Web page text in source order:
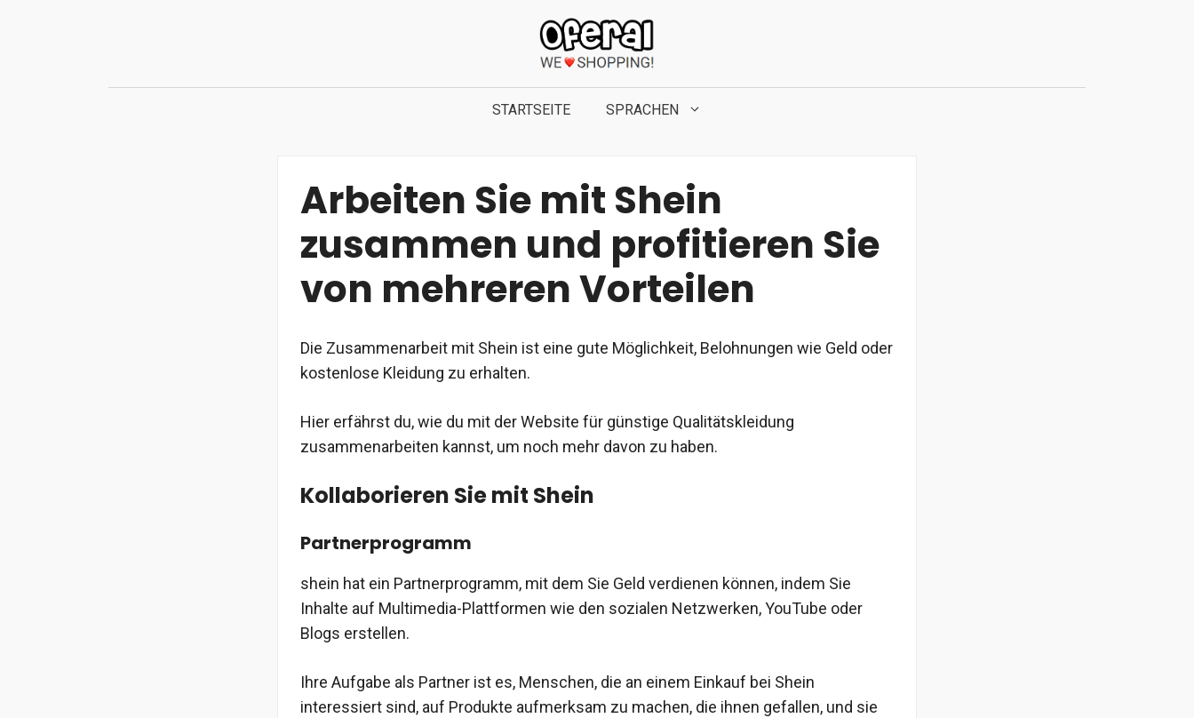
STARTSEITE SPRACHEN
Arbeiten Sie mit Shein
zusammen und profitieren Sie
von mehreren Vorteilen
Die Zusammenarbeit mit Shein ist eine gute Möglichkeit, Belohnungen wie Geld oder
kostenlose Kleidung zu erhalten.
Hier erfährst du, wie du mit der Website für günstige Qualitätskleidung
zusammenarbeiten kannst, um noch mehr davon zu haben.
Kollaborieren Sie mit Shein
Partnerprogramm
shein hat ein Partnerprogramm, mit dem Sie Geld verdienen können, indem Sie
Inhalte auf Multimedia-Plattformen wie den sozialen Netzwerken, YouTube oder
Blogs erstellen.
Ihre Aufgabe als Partner ist es, Menschen, die an einem Einkauf bei Shein
interessiert sind, auf Produkte aufmerksam zu machen, die ihnen gefallen, und sie